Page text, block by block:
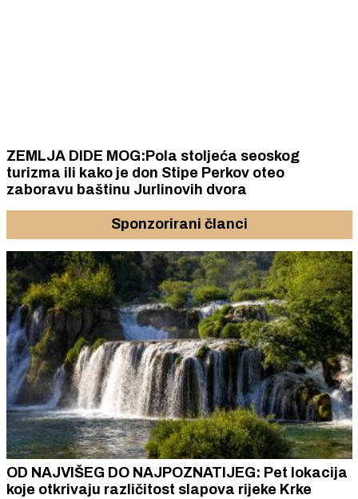
ZEMLJA DIDE MOG:Pola stoljeća seoskog
turizma ili kako je don Stipe Perkov oteo
zaboravu baštinu Jurlinovih dvora
Sponzorirani članci
OD NAJVIŠEG DO NAJPOZNATIJEG: Pet lokacija
koje otkrivaju različitost slapova rijeke Krke